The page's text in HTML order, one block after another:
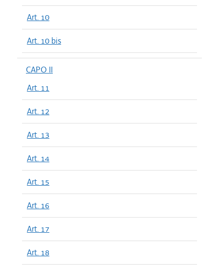
Art. 10
Art. 10 bis
CAPO II
Art. 11
Art. 12
Art. 13
Art. 14
Art. 15
Art. 16
Art. 17
Art. 18